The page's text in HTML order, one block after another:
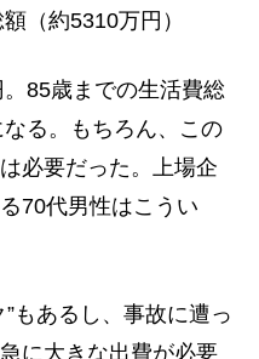
（約5310万円）
85歳までの生活費総
る。もちろん、この
必要だった。上場企
70代男性はこうい
”もあるし、事故に遭っ
に大きな出費が必要